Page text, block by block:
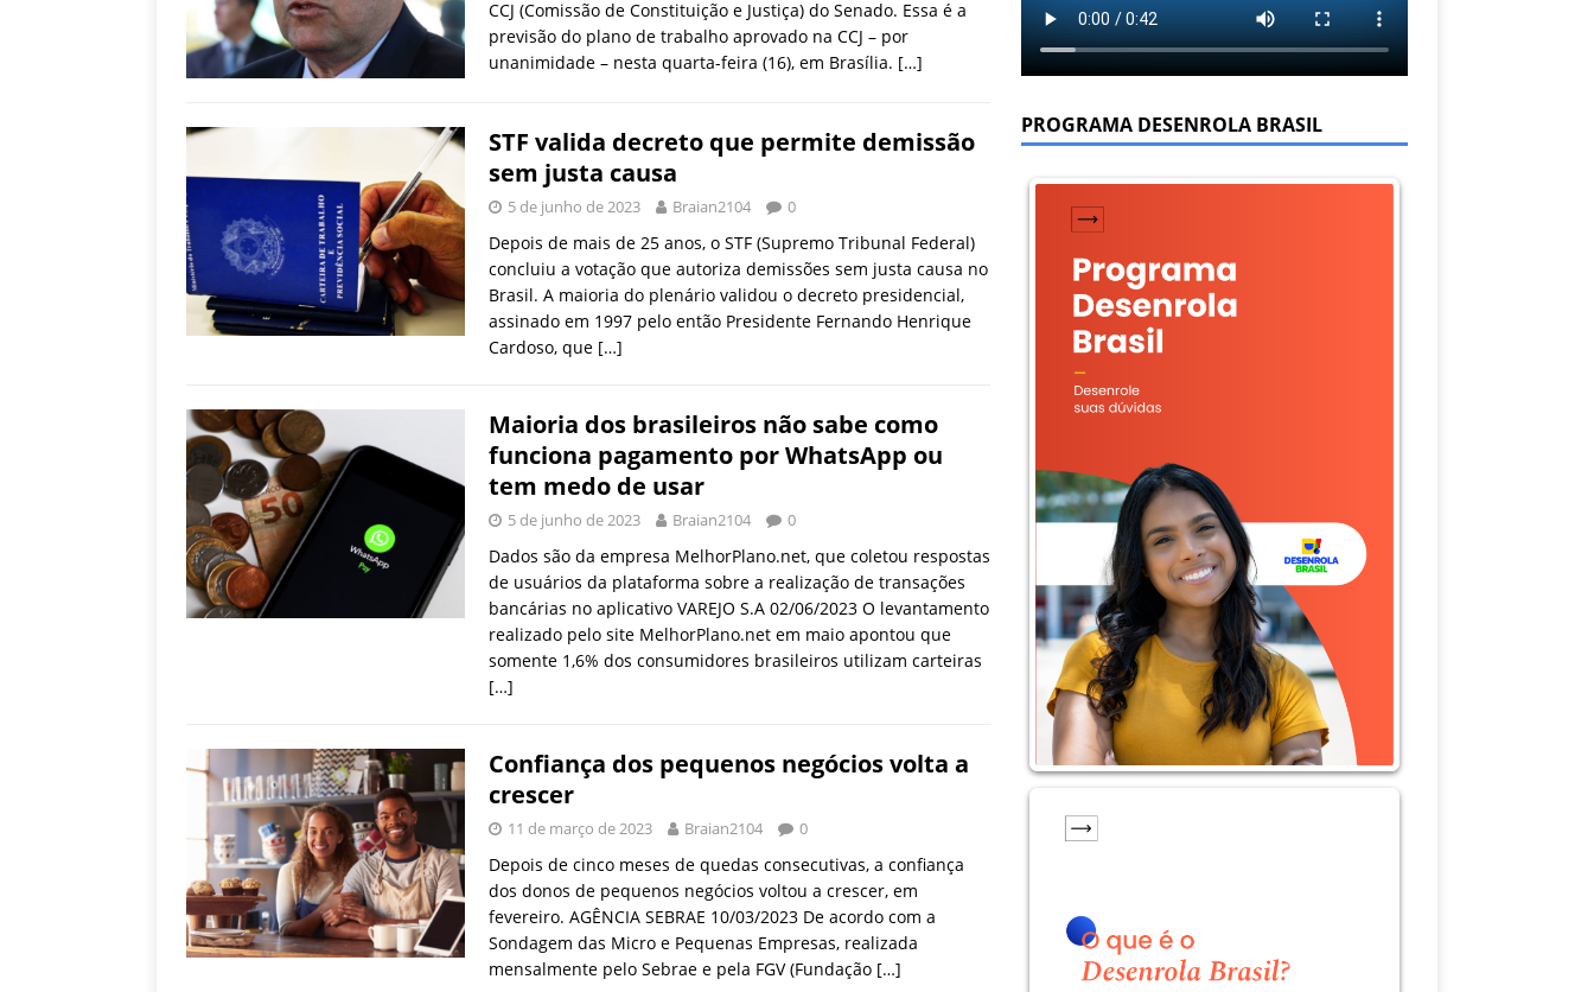
CCJ (Comissão de Constituição e Justiça) do Senado. Essa é a
previsão do plano de trabalho aprovado na CCJ – por
unanimidade – nesta quarta-feira (16), em Brasília. […]
STF valida decreto que permite demissão
sem justa causa
5 de junho de 2023 Braian2104 0
Depois de mais de 25 anos, o STF (Supremo Tribunal Federal)
concluiu a votação que autoriza demissões sem justa causa no
Brasil. A maioria do plenário validou o decreto presidencial,
assinado em 1997 pelo então Presidente Fernando Henrique
Cardoso, que […]
Maioria dos brasileiros não sabe como
funciona pagamento por WhatsApp ou
tem medo de usar
5 de junho de 2023 Braian2104 0
Dados são da empresa MelhorPlano.net, que coletou respostas
de usuários da plataforma sobre a realização de transações
bancárias no aplicativo VAREJO S.A 02/06/2023 O levantamento
realizado pelo site MelhorPlano.net em maio apontou que
somente 1,6% dos consumidores brasileiros utilizam carteiras
[…]
Confiança dos pequenos negócios volta a
crescer​
11 de março de 2023 Braian2104 0
Depois de cinco meses de quedas consecutivas, a confiança
dos donos de pequenos negócios voltou a crescer, em
fevereiro. AGÊNCIA SEBRAE 10/03/2023 De acordo com a
Sondagem das Micro e Pequenas Empresas, realizada
mensalmente pelo Sebrae e pela FGV (Fundação […]
PROGRAMA DESENROLA BRASIL